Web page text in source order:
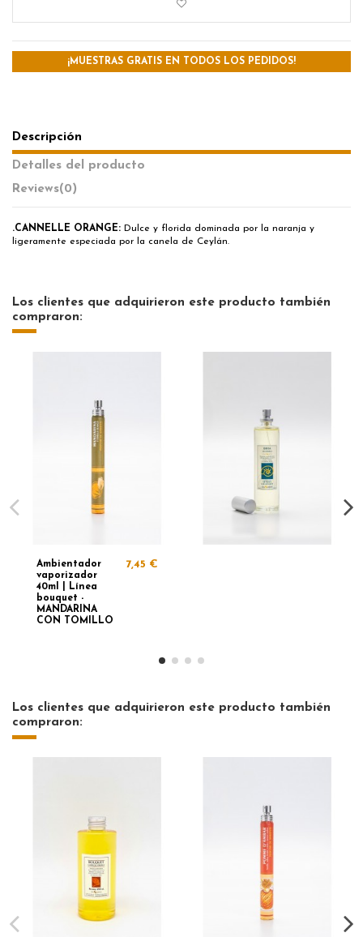
¡MUESTRAS GRATIS EN TODOS LOS PEDIDOS!
Descripción
Detalles del producto
Reviews(0)
.CANNELLE ORANGE: Dulce y florida dominada por la naranja y
ligeramente especiada por la canela de Ceylán.
Los clientes que adquirieron este producto también
compraron:
Ambientador
vaporizador
40ml | Línea
bouquet -
MANDARINA
CON TOMILLO
7,45 €
Los clientes que adquirieron este producto también
compraron: